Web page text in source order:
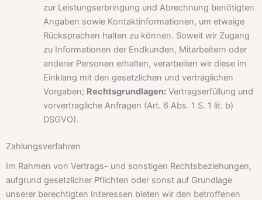
zur Leistungserbringung und Abrechnung benötigten
Angaben sowie Kontaktinformationen, um etwaige
Rücksprachen halten zu können. Soweit wir Zugang
zu Informationen der Endkunden, Mitarbeitern oder
anderer Personen erhalten, verarbeiten wir diese im
Einklang mit den gesetzlichen und vertraglichen
Vorgaben; Rechtsgrundlagen:Vertragserfüllung und
vorvertragliche Anfragen (Art. 6 Abs. 1 S. 1 lit. b)
DSGVO).
Zahlungsverfahren
Im Rahmen von Vertrags- und sonstigen Rechtsbeziehungen,
aufgrund gesetzlicher Pflichten oder sonst auf Grundlage
unserer berechtigten Interessen bieten wir den betroffenen